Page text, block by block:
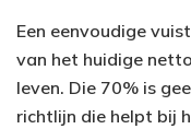
Een eenvoudige
van het huidige
leven. Die 70% is
richtlijn die helpt bij